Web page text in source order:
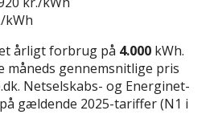
kWh
årligt forbrug på 4.000 kWh.
måneds gennemsnitlige pris
Netselskabs- og Energinet-
gældende 2025-tariffer (N1 i